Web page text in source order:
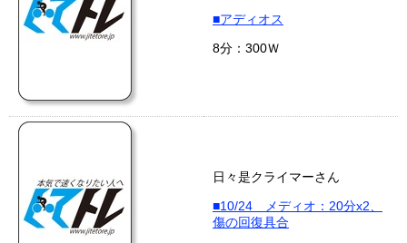
■アディオス
8分：300Ｗ
日々是クライマーさん
■10/24 メディオ：20分x2、
傷の回復具合